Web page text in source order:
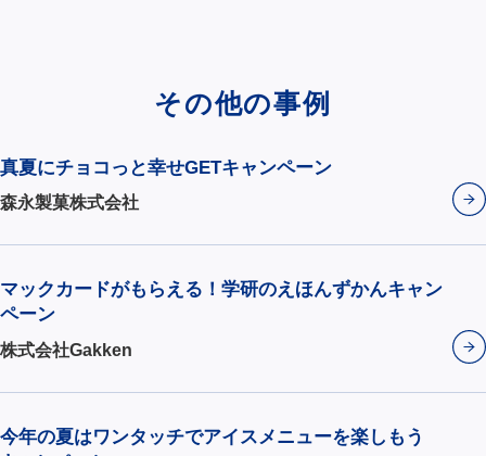
その他の事例
真夏にチョコっと幸せGETキャンペーン
森永製菓株式会社
マックカードがもらえる！学研のえほんずかんキャン
ペーン
株式会社Gakken
今年の夏はワンタッチでアイスメニューを楽しもう